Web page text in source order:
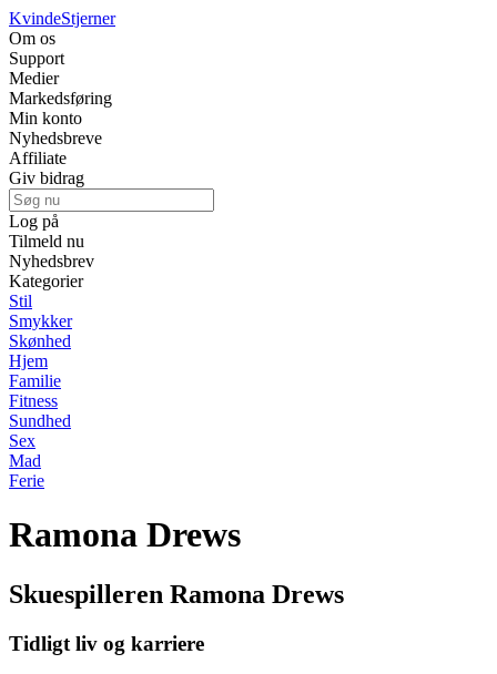
KvindeStjerner
Om os
Support
Medier
Markedsføring
Min konto
Nyhedsbreve
Affiliate
Giv bidrag
Log på
Tilmeld nu
Nyhedsbrev
Kategorier
Stil
Smykker
Skønhed
Hjem
Familie
Fitness
Sundhed
Sex
Mad
Ferie
Ramona Drews
Skuespilleren Ramona Drews
Tidligt liv og karriere